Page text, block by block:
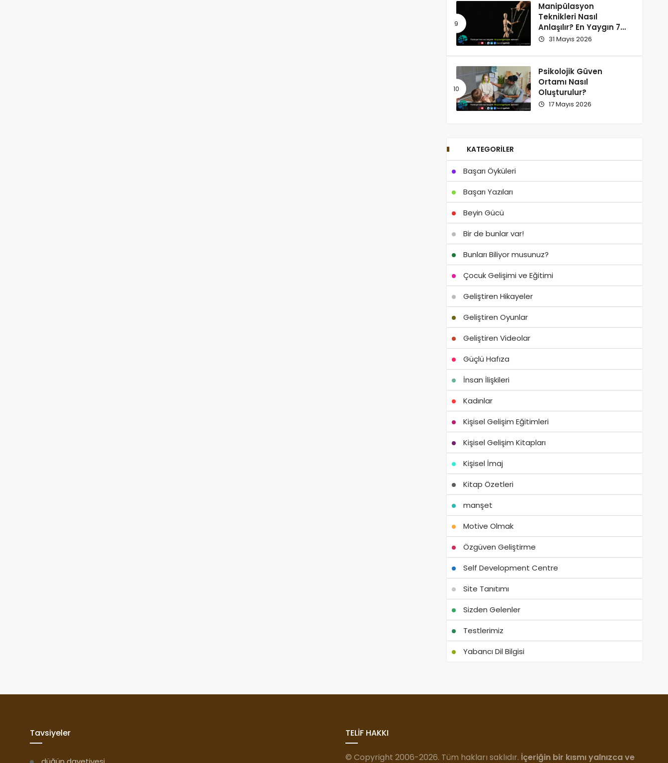
Manipülasyon
Teknikleri Nasıl
Anlaşılır? En Yaygın 7
İşaret
31 Mayıs 2026
Psikolojik Güven
Ortamı Nasıl
Oluşturulur?
17 Mayıs 2026
KATEGORILER
Başarı Öyküleri
Başarı Yazıları
Beyin Gücü
Bir de bunlar var!
Bunları Biliyor musunuz?
Çocuk Gelişimi ve Eğitimi
Geliştiren Hikayeler
Geliştiren Oyunlar
Geliştiren Videolar
Güçlü Hafıza
İnsan İlişkileri
Kadınlar
Kişisel Gelişim Eğitimleri
Kişisel Gelişim Kitapları
Kişisel İmaj
Kitap Özetleri
manşet
Motive Olmak
Özgüven Geliştirme
Self Development Centre
Site Tanıtımı
Sizden Gelenler
Testlerimiz
Yabancı Dil Bilgisi
Tavsiyeler TELİF HAKKI
© Copyright 2006-2026. Tüm hakları saklıdır. İçeriğin bir kısmı yalnızca ve